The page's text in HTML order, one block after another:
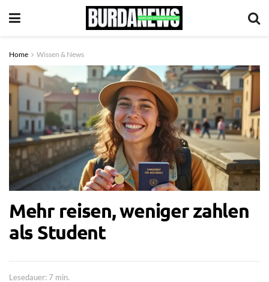
Home Wissen & News
Mehr reisen, weniger zahlen
als Student
Lesedauer: 7 min.